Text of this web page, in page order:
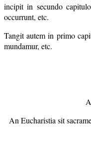
incipit in secundo
occurrunt, etc.
Tangit autem in primo
mundamur, etc.
An Eucharistia sit